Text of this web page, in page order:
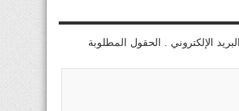
الإلكتروني . الحقول المطلوبة